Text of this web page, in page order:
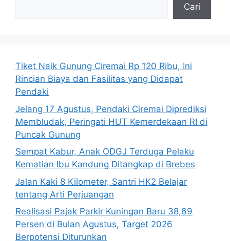
Cari
Tiket Naik Gunung Ciremai Rp 120 Ribu, Ini
Rincian Biaya dan Fasilitas yang Didapat
Pendaki
Jelang 17 Agustus, Pendaki Ciremai Diprediksi
Membludak, Peringati HUT Kemerdekaan RI di
Puncak Gunung
Sempat Kabur, Anak ODGJ Terduga Pelaku
Kematian Ibu Kandung Ditangkap di Brebes
Jalan Kaki 8 Kilometer, Santri HK2 Belajar
tentang Arti Perjuangan
Realisasi Pajak Parkir Kuningan Baru 38,69
Persen di Bulan Agustus, Target 2026
Berpotensi Diturunkan